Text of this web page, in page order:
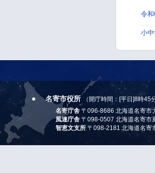
令
小中
名寄市役所 （開庁時間：[平日]8時45
名寄庁舎 〒096-8686 北海道名寄市
風連庁舎 〒098-0507 北海道名寄市
智恵文支所 〒098-2181 北海道名寄